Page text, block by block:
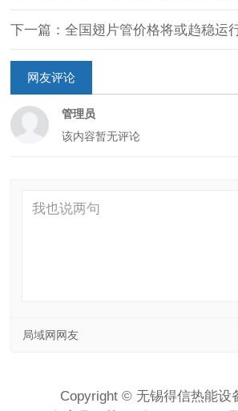
网友评论
管理员
该内容暂无评论
局域网网友
Copyright © 无锡得信热能设